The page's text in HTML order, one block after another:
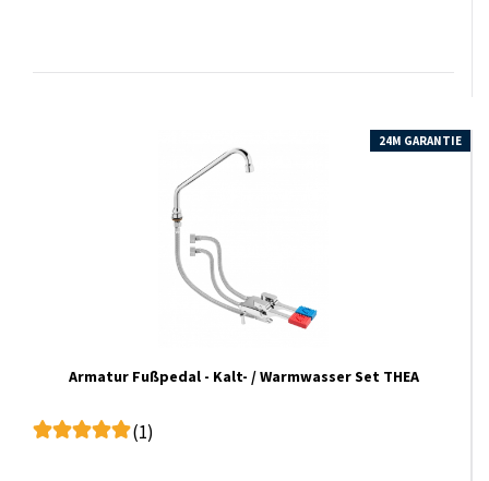
24M GARANTIE
Armatur Fußpedal - Kalt- / Warmwasser Set THEA
(1)